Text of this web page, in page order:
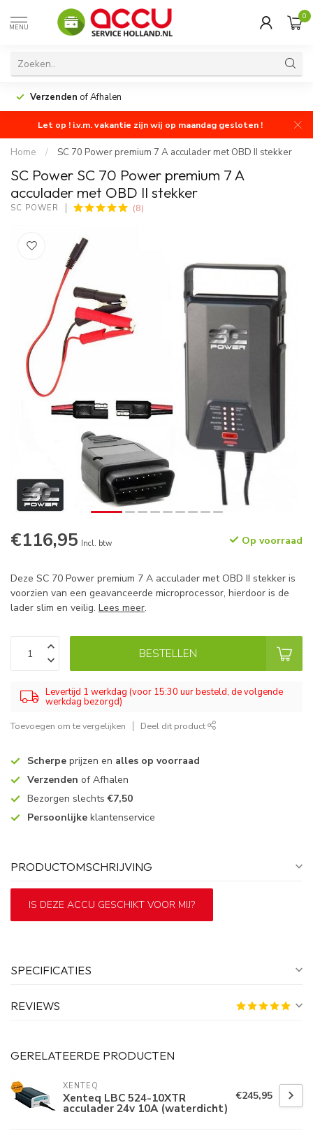
MENU
0
Verzenden of Afhalen
Let op ! i.v.m. vakantie zijn wij op maandag gesloten !
Home / SC 70 Power premium 7 A acculader met OBD II stekker
SC Power SC 70 Power premium 7 A
acculader met OBD II stekker
SC POWER (8)
€116,95 Incl. btw Op voorraad
Deze SC 70 Power premium 7 A acculader met OBD II stekker is
voorzien van een geavanceerde microprocessor, hierdoor is de
lader slim en veilig. Lees meer.
BESTELLEN
Levertijd 1 werkdag (voor 15:30 uur besteld, de volgende
werkdag bezorgd)
Toevoegen om te vergelijken Deel dit product
Scherpe prijzen en alles op voorraad
Verzenden of Afhalen
Bezorgen slechts€7,50
Persoonlijke klantenservice
PRODUCTOMSCHRIJVING
IS DEZE ACCU GESCHIKT VOOR MIJ?
SPECIFICATIES
REVIEWS
GERELATEERDE PRODUCTEN
XENTEQ
Xenteq LBC 524-10XTR
acculader 24v 10A (waterdicht)
€245,95